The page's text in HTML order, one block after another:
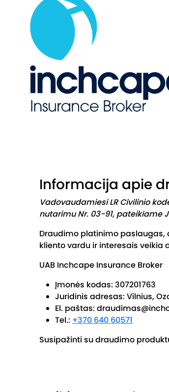
Informacija apie
Vadovaudamiesi LR Civilinio
nutarimu Nr. 03-91, pateikiame
Draudimo platinimo
kliento vardu ir interesais veikia
UAB Inchcape Insurance Broker
Įmonės kodas: 307201763
Juridinis adresas: Vilnius,
El. paštas:
Tel.: +370 640 60571
Susipažinti su draudimo